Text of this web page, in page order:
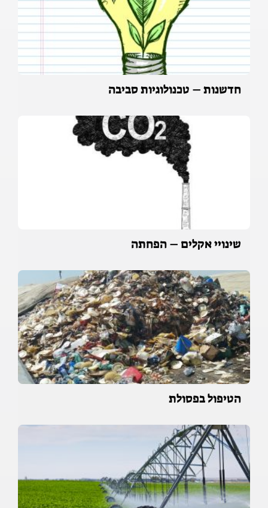
חדשנות – טכנולוגיות סביבה
שינויי אקלים – הפחתה
הטיפול בפסולת